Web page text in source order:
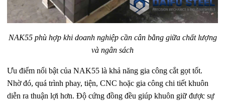
NAK55 phù hợp khi doanh nghiệp cần cân bằng giữa chất lượng
và ngân sách
Ưu điểm nổi bật của NAK55 là khả năng gia công cắt gọt tốt.
Nhờ đó, quá trình phay, tiện, CNC hoặc gia công chi tiết khuôn
diễn ra thuận lợi hơn. Độ cứng đồng đều giúp khuôn giữ được sự